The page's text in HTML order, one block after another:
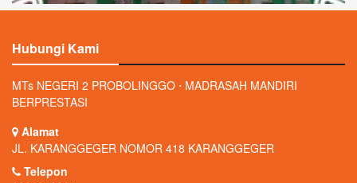
Hubungi Kami
MTs NEGERI 2 PROBOLINGGO ⋅ MADRASAH MANDIRI
BERPRESTASI
Alamat
JL. KARANGGEGER NOMOR 418 KARANGGEGER
Telepon